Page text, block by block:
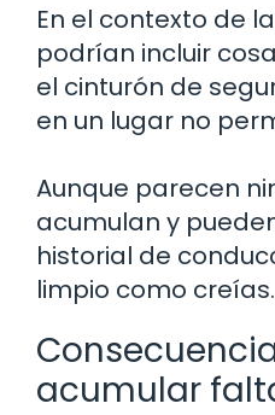
En el contexto de
podrían incluir
el cinturón de
en un lugar no
Aunque parecen
acumulan y
historial de
limpio como creías.
acumular